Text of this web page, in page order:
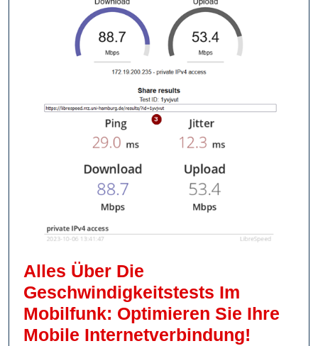
Alles Über Die
Geschwindigkeitstests Im
Mobilfunk: Optimieren Sie Ihre
Mobile Internetverbindung!